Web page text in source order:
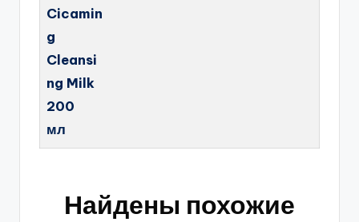
Cicamin
g
Cleansi
ng Milk
200
мл
Найдены похожие